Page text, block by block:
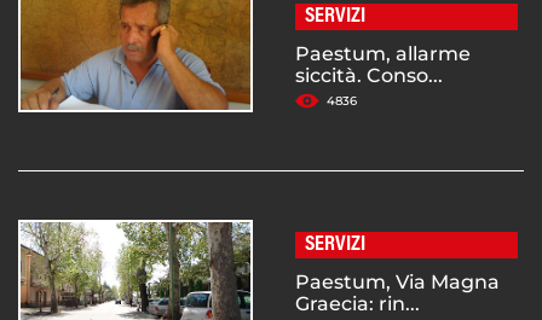
SERVIZI
Paestum, allarme
siccità. Conso...
4836
SERVIZI
Paestum, Via Magna
Graecia: rin...